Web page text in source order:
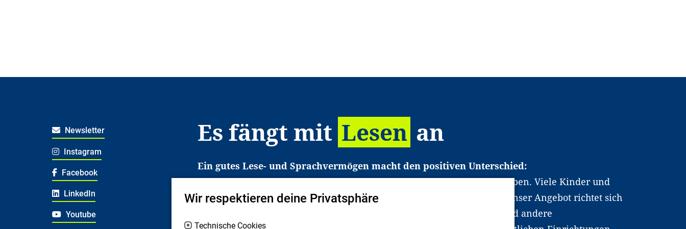
Newsletter
Instagram
Facebook
LinkedIn
Youtube
Es fängt mit Lesen an
Ein gutes Lese- und Sprachvermögen macht den positiven Unterschied:
Es erleichtert den Zugang zu Bildung und einem erfolgreichen Berufsleben. Viele Kinder und
Jugendliche in Deutschland haben aber große Schwierigkeiten dabei. Unser Angebot richtet sich
deshalb gezielt an Familien sowie an Erzieher*innen, Lehrer*innen und andere
Wir respektieren deine Privatsphäre
Technische Cookies